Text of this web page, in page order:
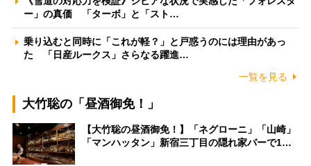
ー」の真価 「ターボ」と「スト…
乗り込むと同時に「これが軽？」と戸惑うのには理由があっ
た 「日産ルークス」さらなる躍進…
一覧を見る
大竹聡の「昼酒御免！」
【大竹聡の昼酒御免！】「ネグローニ」「山崎」
「マンハッタン」新宿三丁目の隠れ家バーで1…